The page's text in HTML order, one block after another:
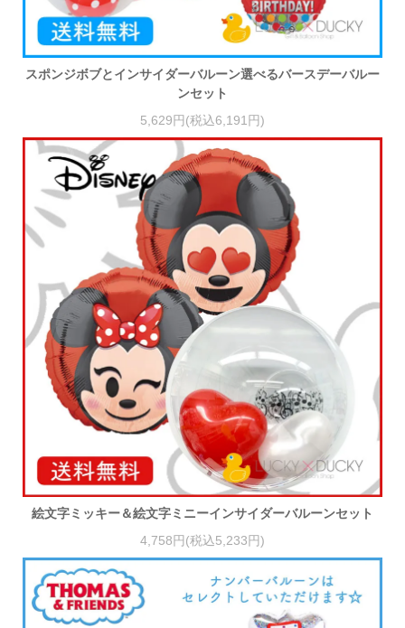
スポンジボブとインサイダーバルーン選べるバースデーバルー
ンセット
5,629円(税込6,191円)
絵文字ミッキー＆絵文字ミニーインサイダーバルーンセット
4,758円(税込5,233円)